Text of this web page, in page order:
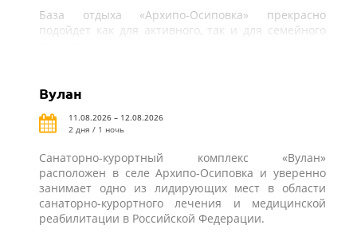
База отдыха «Архипо-Осиповка» прекрасно
подойдет как для активного, так и для семейного
Вулан
11.08.2026 – 12.08.2026
2 дня / 1 ночь
Санаторно-курортный комплекс «Вулан»
расположен в селе Архипо-Осиповка и уверенно
занимает одно из лидирующих мест в области
санаторно-курортного лечения и медицинской
реабилитации в Российской Федерации.